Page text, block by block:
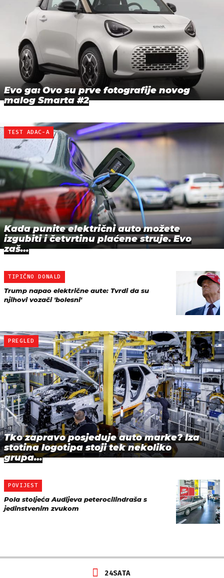
Evo ga: Ovo su prve fotografije novog
malog Smarta #2
TEST ADAC-A
Kada punite električni auto možete
izgubiti i četvrtinu plaćene struje. Evo
zaš…
TIPIČNO DONALD
Trump napao električne aute: Tvrdi da su
njihovi vozači 'bolesni'
PREGLED
Tko zapravo posjeduje auto marke? Iza
stotina logotipa stoji tek nekoliko
grupa…
POVIJEST
Pola stoljeća Audijeva peterocilindraša s
jedinstvenim zvukom